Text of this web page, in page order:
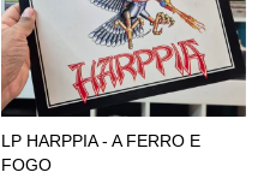
LP HARPPIA - A FERRO E
FOGO